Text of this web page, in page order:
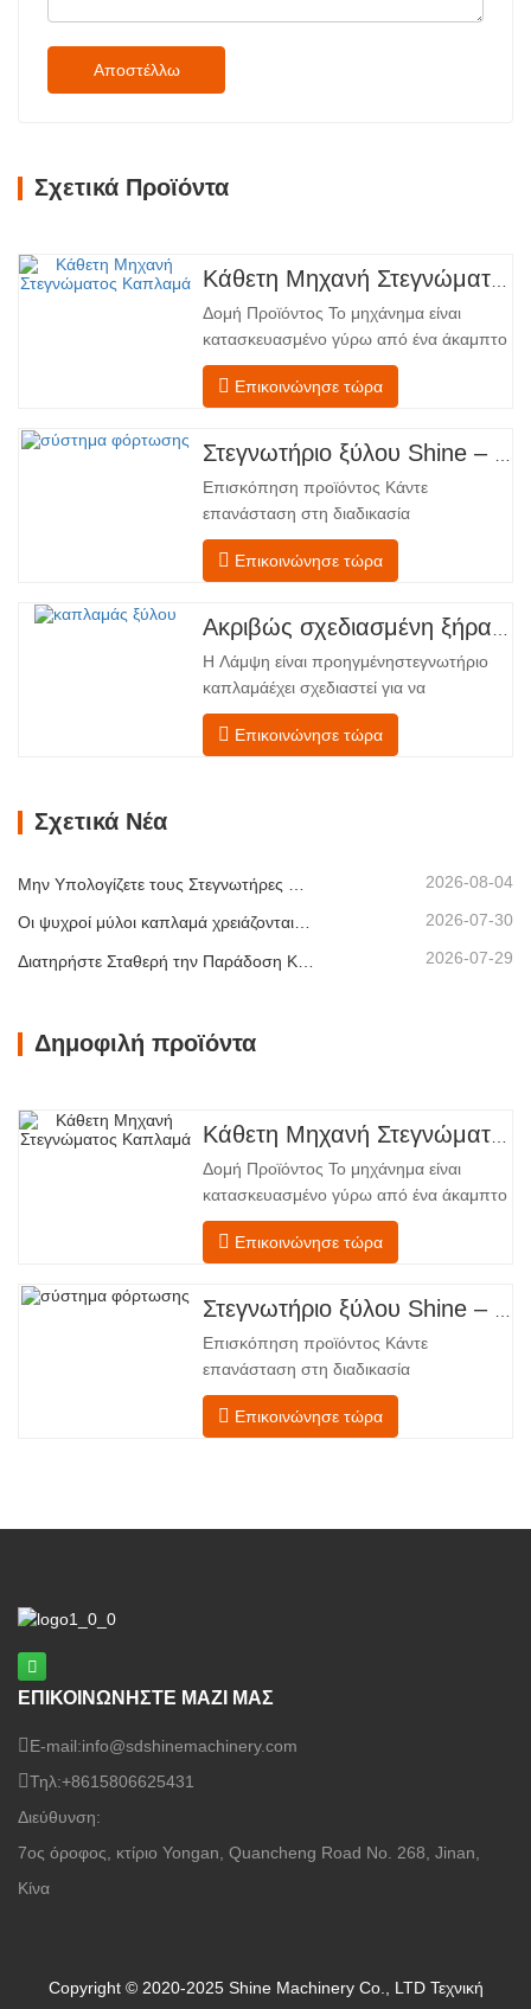
Αποστέλλω
Σχετικά Προϊόντα
Δομή Προϊόντος Το μηχάνημα είναι
κατασκευασμένο γύρω από ένα άκαμπτο
χαλύβδινο πλαίσιο που υποστηρίζει
τέσσερις ενσωματωμένες λειτουργικές
από την τροφοδοσία έως την
εκφόρτωση. Τμήμα Τροφοδοσίας –
Εξοπλισμένο με έναν μεταφορέα
τροφοδοσίας και έναν μηχανισμό…
Επικοινώνησε τώρα
Επισκόπηση προϊόντος Κάντε
επανάσταση στη διαδικασία
στεγνώματος του καπλαμά σας με την
προηγμένη τεχνολογία Shenghuai Ο
καπλαμά αντιπροσωπεύει μια σημαντική
ανακάλυψη καπλαμάς ξύλουτεχνολογία
επεξεργασίας. Σχεδιασμένο για
κατασκευαστές κόντρα πλακέ,
εργοστάσια καπλαμά…
Επικοινώνησε τώρα
Η Λάμψη είναι προηγμένηστεγνωτήριο
καπλαμάέχει σχεδιαστεί για να
αντιμετωπίζει τις πιο συνηθισμένες
προκλήσεις σεστέγνωμα καπλαμά:
επιστήμη…
Επικοινώνησε τώρα
Σχετικά Νέα
2026-08-04
Οι ψυχροί μύλοι καπλαμά χρειάζονται εξαγωγή πριν από περισσότερη θερμότητα 2026-07-30
2026-07-29
Δημοφιλή προϊόντα
Δομή Προϊόντος Το μηχάνημα είναι
κατασκευασμένο γύρω από ένα άκαμπτο
χαλύβδινο πλαίσιο που υποστηρίζει
τέσσερις ενσωματωμένες λειτουργικές
από την τροφοδοσία έως την
εκφόρτωση. Τμήμα Τροφοδοσίας –
Εξοπλισμένο με έναν μεταφορέα
τροφοδοσίας και έναν μηχανισμό
Επικοινώνησε τώρα
Επισκόπηση προϊόντος Κάντε
επανάσταση στη διαδικασία
στεγνώματος του καπλαμά σας με την
προηγμένη τεχνολογία Shenghuai Ο
επεξεργασίας. Σχεδιασμένο για
Επικοινώνησε τώρα
ΕΠΙΚΟΙΝΩΝΗΣΤΕ ΜΑΖΙ ΜΑΣ
E-mail:info@sdshinemachinery.com
Τηλ:+8615806625431
Διεύθυνση:
7ος όροφος, κτίριο Yongan, Quancheng Road No. 268, Jinan,
Κίνα
Copyright © 2020-2025 Shine Machinery Co., LTD Τεχνική